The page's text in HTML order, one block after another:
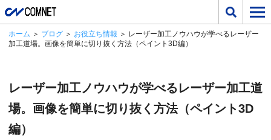
ホーム ＞ ブログ ＞ お役立ち情報 ＞ レーザー加工ノウハウが学べるレーザー
加工道場。画像を簡単に切り抜く方法（ペイント3D編）
レーザー加工ノウハウが学べるレーザー加工道
場。画像を簡単に切り抜く方法（ペイント3D
編）